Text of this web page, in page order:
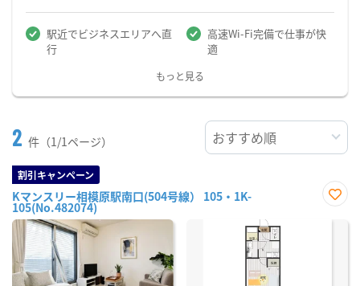
駅近でビジネスエリアへ直
行
高速Wi-Fi完備で仕事が快
適
もっと見る
2 件（1/1ページ）
割引キャンペーン
Kマンスリー相模原駅南口(504号線） 105・1K-
105(No.482074)
に入